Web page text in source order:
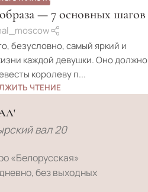
— 7 основных шагов
безусловно, самый яркий и
каждой девушки. Оно должно
королеву п...
ЧТЕНИЕ
вал 20
«Белорусская»
без выходных